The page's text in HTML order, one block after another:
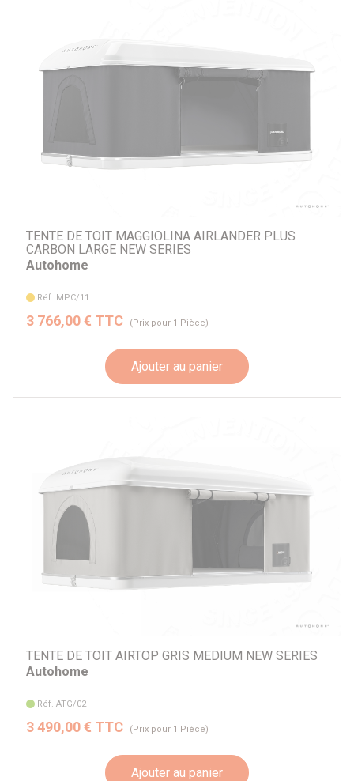
TENTE DE TOIT MAGGIOLINA AIRLANDER PLUS
CARBON LARGE NEW SERIES
Autohome
Réf. MPC/11
3 766,00 € TTC (Prix pour 1 Pièce)
Ajouter au panier
TENTE DE TOIT AIRTOP GRIS MEDIUM NEW SERIES
Autohome
Réf. ATG/02
3 490,00 € TTC (Prix pour 1 Pièce)
Ajouter au panier